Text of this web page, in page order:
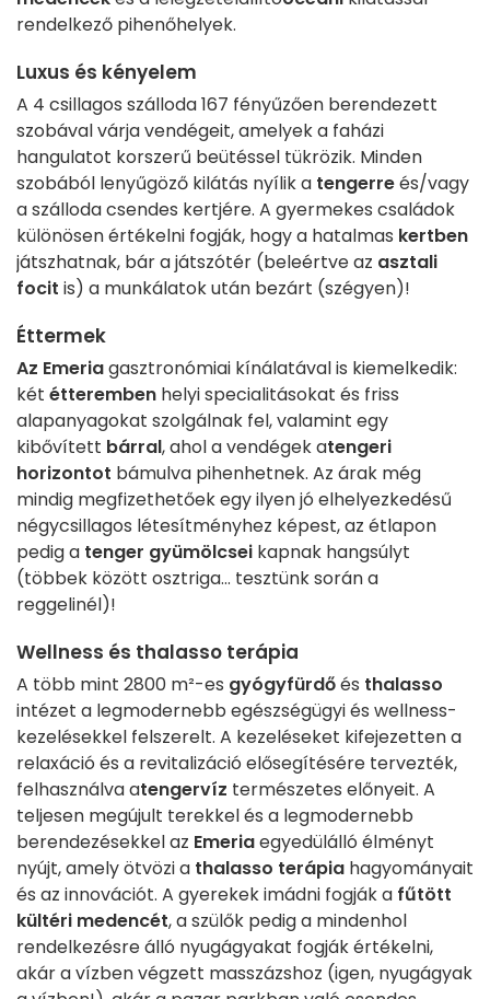
rendelkező pihenőhelyek.
Luxus és kényelem
A 4 csillagos szálloda 167 fényűzően berendezett
szobával várja vendégeit, amelyek a faházi
hangulatot korszerű beütéssel tükrözik. Minden
szobából lenyűgöző kilátás nyílik a tengerreés/vagy
a szálloda csendes kertjére. A gyermekes családok
különösen értékelni fogják, hogy a hatalmas kertben
játszhatnak, bár a játszótér (beleértve az asztali
focit is) a munkálatok után bezárt (szégyen)!
Éttermek
Az Emeriagasztronómiai kínálatával is kiemelkedik:
két étteremben helyi specialitásokat és friss
alapanyagokat szolgálnak fel, valamint egy
kibővített bárral, ahol a vendégek atengeri
horizontot bámulva pihenhetnek. Az árak még
mindig megfizethetőek egy ilyen jó elhelyezkedésű
négycsillagos létesítményhez képest, az étlapon
pedig a tenger gyümölcsei kapnak hangsúlyt
(többek között osztriga... tesztünk során a
reggelinél)!
Wellness és thalasso terápia
A több mint 2800 m²-es gyógyfürdőés thalasso
intézet a legmodernebb egészségügyi és wellness-
kezelésekkel felszerelt. A kezeléseket kifejezetten a
relaxáció és a revitalizáció elősegítésére tervezték,
felhasználva atengervíz természetes előnyeit. A
teljesen megújult terekkel és a legmodernebb
berendezésekkel az Emeriaegyedülálló élményt
nyújt, amely ötvözi a thalasso terápia hagyományait
és az innovációt. A gyerekek imádni fogják a fűtött
kültéri medencét, a szülők pedig a mindenhol
rendelkezésre álló nyugágyakat fogják értékelni,
akár a vízben végzett masszázshoz (igen, nyugágyak